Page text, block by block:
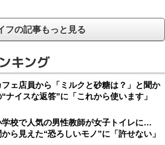
フの記事もっと見る
キング
フェ店員から「ミルクと砂糖は？」と聞か
イスな返答”に「これから使います」
学校で人気の男性教師が女子トイレに…
ら見えた“恐ろしいモノ”に「許せない」